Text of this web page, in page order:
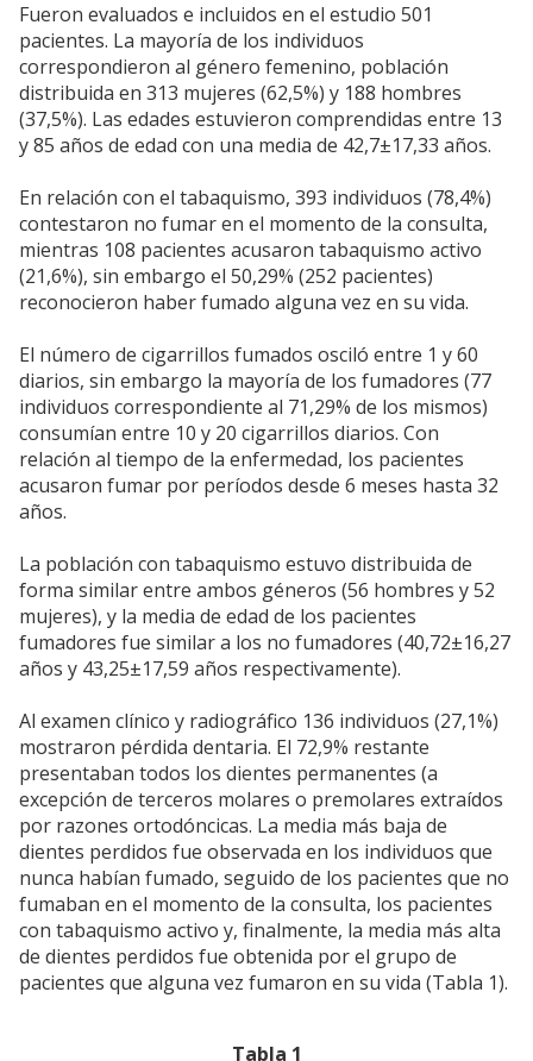
Fueron evaluados e incluidos en el estudio 501
pacientes. La mayoría de los individuos
correspondieron al género femenino, población
distribuida en 313 mujeres (62,5%) y 188 hombres
(37,5%). Las edades estuvieron comprendidas entre 13
y 85 años de edad con una media de 42,7±17,33 años.
En relación con el tabaquismo, 393 individuos (78,4%)
contestaron no fumar en el momento de la consulta,
mientras 108 pacientes acusaron tabaquismo activo
(21,6%), sin embargo el 50,29% (252 pacientes)
reconocieron haber fumado alguna vez en su vida.
El número de cigarrillos fumados osciló entre 1 y 60
diarios, sin embargo la mayoría de los fumadores (77
individuos correspondiente al 71,29% de los mismos)
consumían entre 10 y 20 cigarrillos diarios. Con
relación al tiempo de la enfermedad, los pacientes
acusaron fumar por períodos desde 6 meses hasta 32
años.
La población con tabaquismo estuvo distribuida de
forma similar entre ambos géneros (56 hombres y 52
mujeres), y la media de edad de los pacientes
fumadores fue similar a los no fumadores (40,72±16,27
años y 43,25±17,59 años respectivamente).
Al examen clínico y radiográfico 136 individuos (27,1%)
mostraron pérdida dentaria. El 72,9% restante
presentaban todos los dientes permanentes (a
excepción de terceros molares o premolares extraídos
por razones ortodóncicas. La media más baja de
dientes perdidos fue observada en los individuos que
nunca habían fumado, seguido de los pacientes que no
fumaban en el momento de la consulta, los pacientes
con tabaquismo activo y, finalmente, la media más alta
de dientes perdidos fue obtenida por el grupo de
pacientes que alguna vez fumaron en su vida (Tabla 1).
Tabla 1